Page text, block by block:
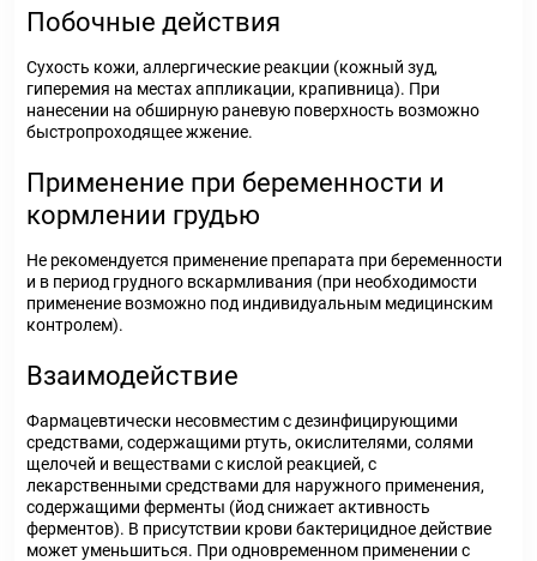
Побочные действия
Сухость кожи, аллергические реакции (кожный зуд,
гиперемия на местах аппликации, крапивница). При
нанесении на обширную раневую поверхность возможно
быстропроходящее жжение.
Применение при беременности и
кормлении грудью
Не рекомендуется применение препарата при беременности
и в период грудного вскармливания (при необходимости
применение возможно под индивидуальным медицинским
контролем).
Взаимодействие
Фармацевтически несовместим с дезинфицирующими
средствами, содержащими ртуть, окислителями, солями
щелочей и веществами с кислой реакцией, с
лекарственными средствами для наружного применения,
содержащими ферменты (йод снижает активность
ферментов). В присутствии крови бактерицидное действие
может уменьшиться. При одновременном применении с